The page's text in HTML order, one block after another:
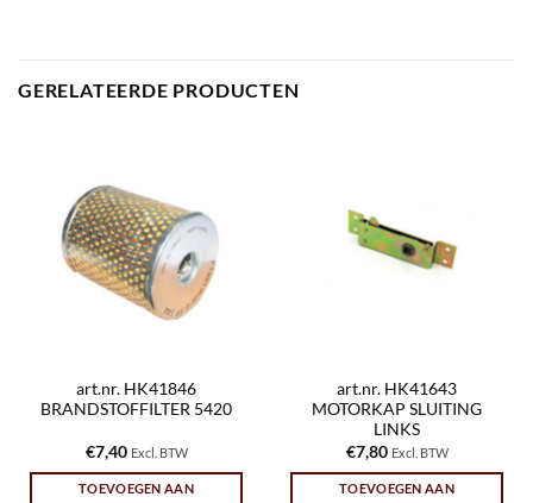
GERELATEERDE PRODUCTEN
art.nr. HK41846
BRANDSTOFFILTER 5420
€7,40 Excl. BTW
TOEVOEGEN AAN
art.nr. HK41643
MOTORKAP SLUITING
LINKS
€7,80 Excl. BTW
TOEVOEGEN AAN